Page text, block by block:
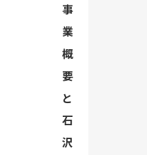
事
業
概
要
と
石
沢